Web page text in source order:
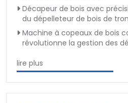
Décapeur de bois avec
du dépelleteur de bois de
Machine à copeaux de bois
révolutionne la gestion des
lire plus